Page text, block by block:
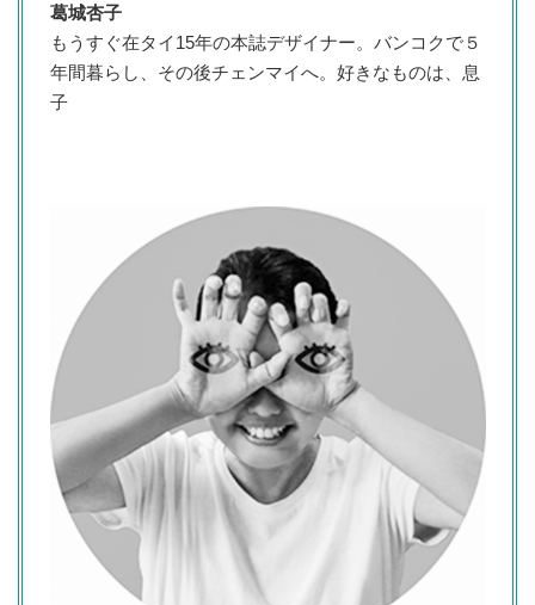
葛城杏子
もうすぐ在タイ15年の本誌デザイナー。バンコクで５
年間暮らし、その後チェンマイへ。好きなものは、息
子